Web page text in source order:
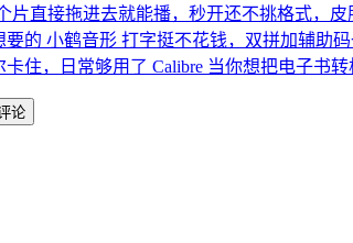
片直接拖进去就能播，秒开还不挑格式，
要的 小鹤音形 打字挺不花钱，双拼加辅助
住，日常够用了 Calibre 当你想把电子书
论